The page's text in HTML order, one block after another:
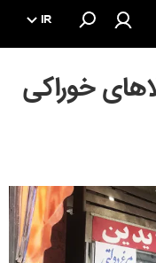
IR
خوراکی